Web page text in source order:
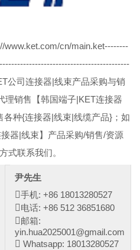
www.ket.com/cn/main.ket--------
公司连接器|线束产品采购与销
理销售【韩国端子|KET连接器
种{连接器|线束|线缆产品}；如
器|线束】产品采购/销售/资源
式联系我们。
尹先生
手机: +86 18013280527
电话: +86 512 36851680
邮箱:
yin.hua2025001@gmail.com
Whatsapp: 18013280527